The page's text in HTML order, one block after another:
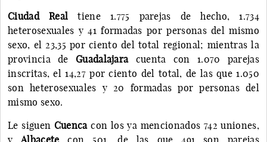
Ciudad Real tiene 1.775 parejas de hecho, 1.734
heterosexuales y 41 formadas por personas del mismo
sexo, el 23,35 por ciento del total regional; mientras la
provincia de Guadalajaracuenta con 1.070 parejas
inscritas, el 14,27 por ciento del total, de las que 1.050
son heterosexuales y 20 formadas por personas del
mismo sexo.
Le siguen Cuencacon los ya mencionados 742 uniones,
yAlbacetecon 501, de las que 491 son parejas